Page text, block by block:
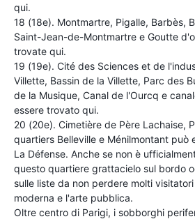
qui.
18 (18e). Montmartre, Pigalle, Barbès,
Saint-Jean-de-Montmartre e Goutte
trovate qui.
19 (19e). Cité des Sciences et de
Villette, Bassin de la Villette, Parc des
de la Musique, Canal de l'Ourcq e
essere trovato qui.
20 (20e). Cimetière de Père Lachaise,
quartiers Belleville e Ménilmontant può
La Défense. Anche se non è
questo quartiere grattacielo sul bordo
sulle liste da non perdere molti
moderna e l'arte pubblica.
Oltre centro di Parigi, i sobborghi